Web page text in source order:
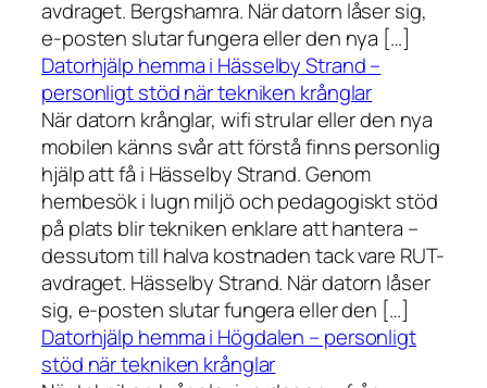
avdraget. Bergshamra. När datorn låser sig,
e-posten slutar fungera eller den nya […]
Datorhjälp hemma i Hässelby Strand –
personligt stöd när tekniken krånglar
När datorn krånglar, wifi strular eller den nya
mobilen känns svår att förstå finns personlig
hjälp att få i Hässelby Strand. Genom
hembesök i lugn miljö och pedagogiskt stöd
på plats blir tekniken enklare att hantera –
dessutom till halva kostnaden tack vare RUT-
avdraget. Hässelby Strand. När datorn låser
sig, e-posten slutar fungera eller den […]
Datorhjälp hemma i Högdalen – personligt
stöd när tekniken krånglar